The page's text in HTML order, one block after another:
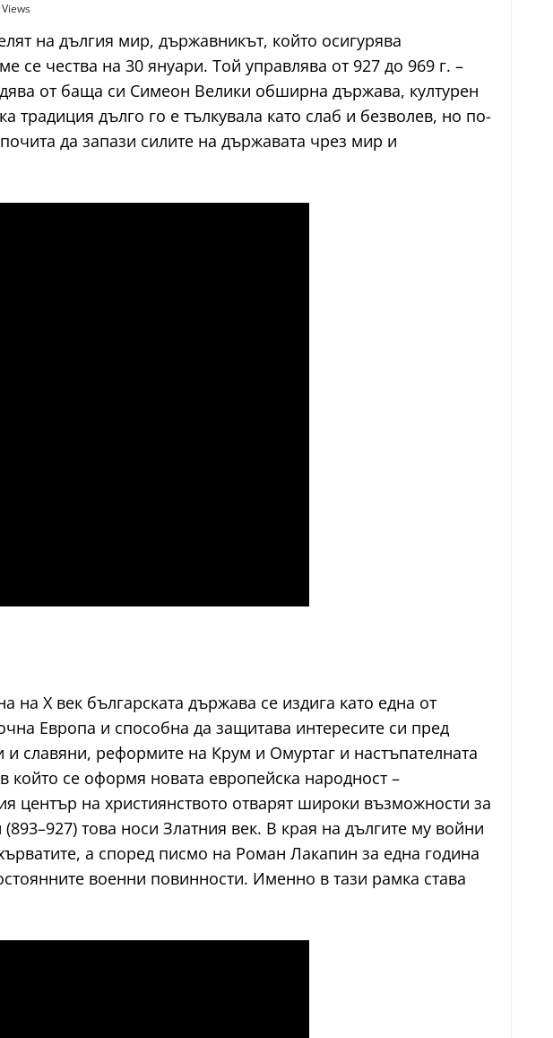
на дългия мир, държавникът, който осигурява
се чества на 30 януари. Той управлява от 927 до 969 г. –
от баща си Симеон Велики обширна държава, културен
традиция дълго го е тълкувала като слаб и безволев, но по-
да запази силите на държавата чрез мир и
X век българската държава се издига като една от
Европа и способна да защитава интересите си пред
славяни, реформите на Крум и Омуртаг и настъпателната
се оформя новата европейска народност –
център на християнството отварят широки възможности за
това носи Златния век. В края на дългите му войни
а според писмо на Роман Лакапин за една година
военни повинности. Именно в тази рамка става